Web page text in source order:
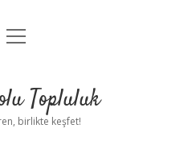
Uyarı
menüyü
Topluluk
birlikte keşfet!